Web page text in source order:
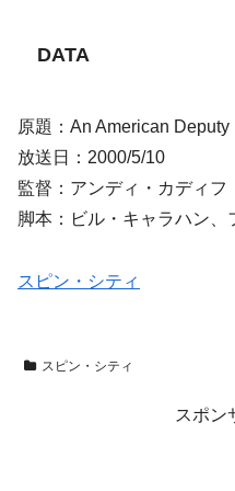
DATA
原題：An American
放送日：2000/5/10
監督：アンディ・カディフ
脚本：ビル・キャラハン、
スピン・シティ
スピン・シティ
スポン